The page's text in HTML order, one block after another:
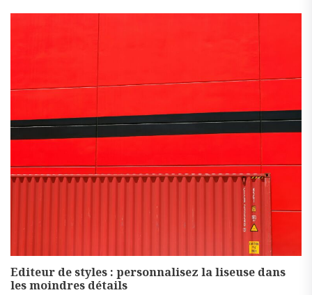
Editeur de styles : personnalisez la liseuse dans
les moindres détails